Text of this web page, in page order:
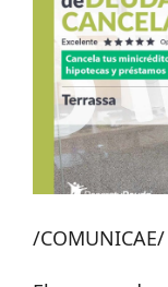
/COMUNICAE/